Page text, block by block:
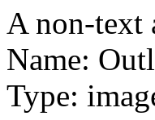
A non-text
Name:
Type: